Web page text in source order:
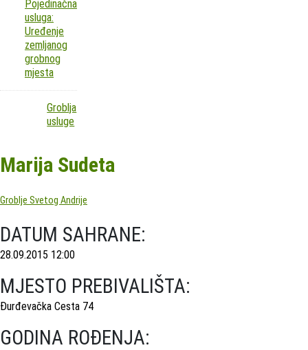
Pojedinačna
usluga:
Uređenje
zemljanog
grobnog
mjesta
Groblja
usluge
Marija Sudeta
Groblje Svetog Andrije
DATUM SAHRANE:
28.09.2015 12:00
MJESTO PREBIVALIŠTA:
Đurđevačka Cesta 74
GODINA ROĐENJA: